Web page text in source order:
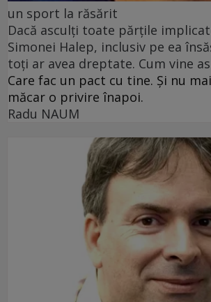
un sport la răsărit
Dacă asculți toate părțile
Simonei Halep, inclusiv pe ea
toți ar avea dreptate. Cum vine
Care fac un pact cu tine. Și nu
măcar o privire înapoi.
Radu NAUM